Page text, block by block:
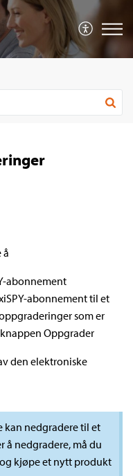
å
abonnement
abonnement til et
som er
Oppgrader
den elektroniske
kan nedgradere til et
å nedgradere, må du
kjøpe et nytt produkt